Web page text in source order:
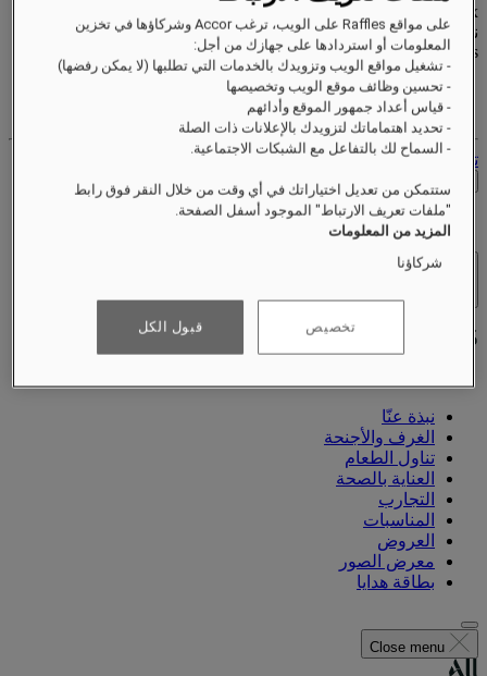
Valid until
xx/xx/xxxx
نقاط المكافآت
XXX
pts
حساب الولاء الخاص بك
حجوزاتك
تسجيل الخروج
التحقق من الأسعار
فتح القائمة
نبذة عنّا
الغرف والأجنحة
تناول الطعام
العناية بالصحة
التجارب
المناسبات
العروض
معرض الصور
بطاقة هدايا
Close menu
على مواقع Raffles على الويب، ترغب Accor وشركاؤها في تخزين
المعلومات أو استردادها على جهازك من أجل:
- تشغيل مواقع الويب وتزويدك بالخدمات التي تطلبها (لا يمكن رفضها)
- تحسين وظائف موقع الويب وتخصيصها
- قياس أعداد جمهور الموقع وأدائهم
- تحديد اهتماماتك لتزويدك بالإعلانات ذات الصلة
- السماح لك بالتفاعل مع الشبكات الاجتماعية.
ستتمكن من تعديل اختياراتك في أي وقت من خلال النقر فوق رابط
"ملفات تعريف الارتباط" الموجود أسفل الصفحة.
المزيد من المعلومات
شركاؤنا
تخصيص قبول الكل